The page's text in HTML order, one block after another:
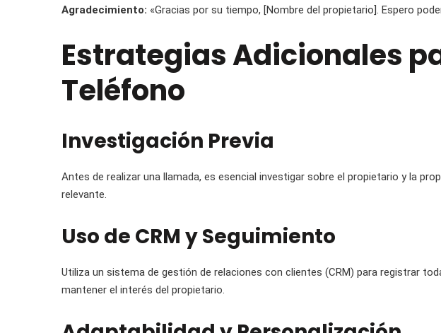
Agradecimiento: «Gracias por su tiempo, [Nombre del propietario]. Espero
Estrategias Adicionales
Teléfono
Investigación Previa
Antes de realizar una llamada, es esencial investigar sobre el propietario y la
relevante.
Uso de CRM y Seguimiento
Utiliza un sistema de gestión de relaciones con clientes (CRM) para registrar
mantener el interés del propietario.